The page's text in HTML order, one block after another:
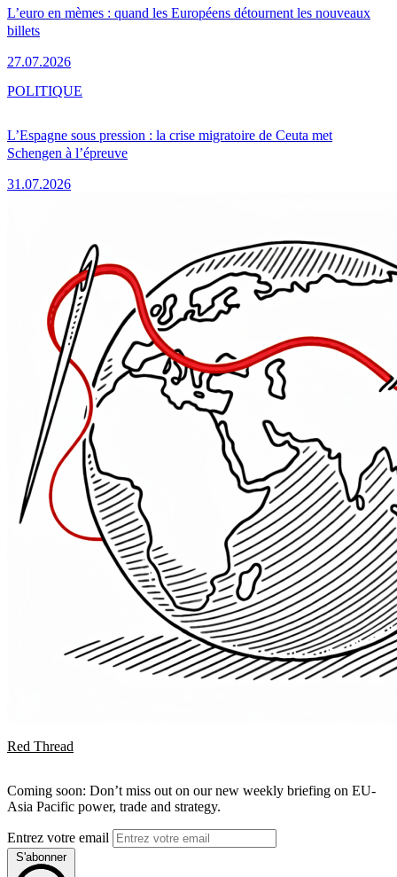
L’euro en mèmes : quand les Européens détournent les nouveaux
billets
27.07.2026
L’Espagne sous pression : la crise migratoire de Ceuta met
Schengen à l’épreuve
31.07.2026
POLITIQUE
Red Thread
Coming soon: Don’t miss out on our new weekly briefing on EU-
Asia Pacific power, trade and strategy.
Entrez votre email
S'abonner